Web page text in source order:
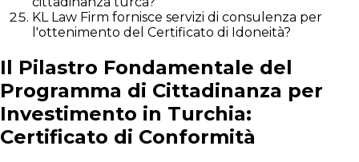
KL Law Firm fornisce servizi di consulenza per
l'ottenimento del Certificato di Idoneità?
Il Pilastro Fondamentale del
Programma di Cittadinanza per
Investimento in Turchia:
Certificato di Conformità